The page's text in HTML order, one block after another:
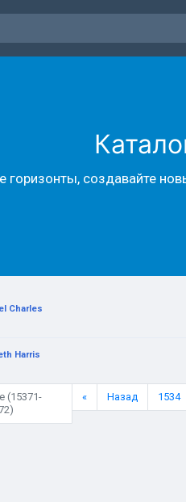
горизонты, создавайте
Charles
Harris
(15371-
« Назад 1534